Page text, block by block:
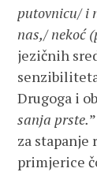
putovnicu/ i
nas,/ nekoć
jezičnih
Drugoga i
sanja prste.
za
primjerice